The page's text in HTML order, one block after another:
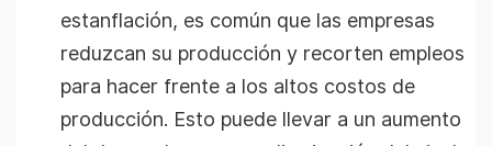
estanflación, es común que las empresas
reduzcan su producción y recorten empleos
para hacer frente a los altos costos de
producción. Esto puede llevar a un aumento